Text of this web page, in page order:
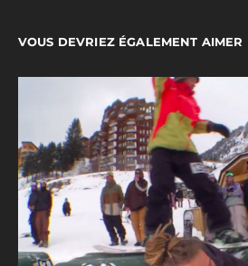
VOUS DEVRIEZ ÉGALEMENT AIMER